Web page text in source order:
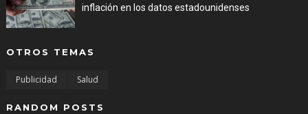
inflación en los datos estadounidenses
OTROS TEMAS
Publicidad Salud
RANDOM POSTS